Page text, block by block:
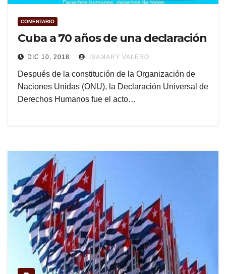
COMENTARIO
Cuba a 70 años de una declaración
DIC 10, 2018 ISAMARY VALERO
Después de la constitución de la Organización de
Naciones Unidas (ONU), la Declaración Universal de
Derechos Humanos fue el acto…